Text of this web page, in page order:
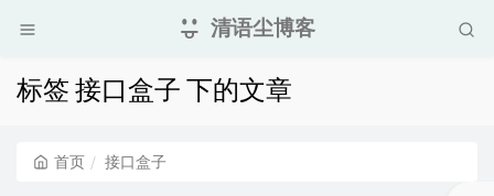
清语尘博客
标签 接口盒子 下的文章
首页 接口盒子